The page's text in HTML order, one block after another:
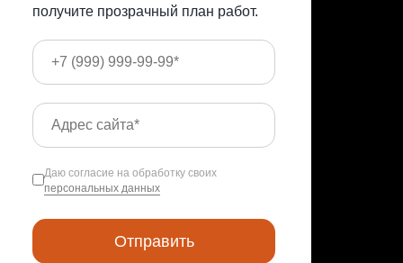
получите прозрачный план работ.
Даю согласие на обработку своих
персональных данных